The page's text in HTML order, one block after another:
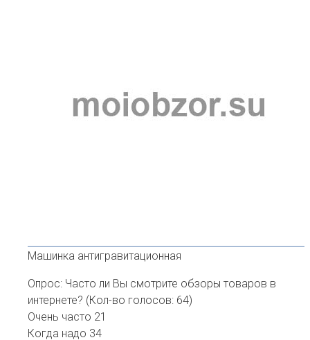
Машинка антигравитационная
Опрос: Часто ли Вы смотрите обзоры товаров в
интернете? (Кол-во голосов: 64)
Очень часто 21
Когда надо 34